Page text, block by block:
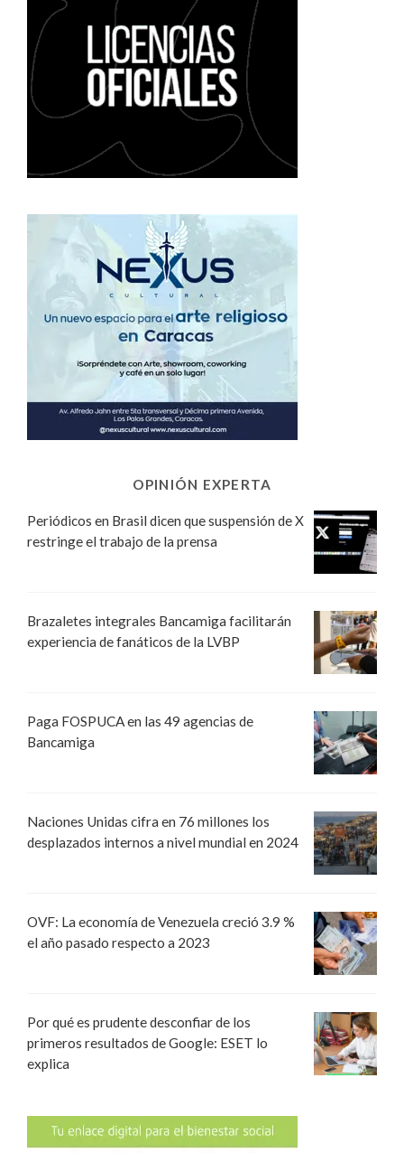
OPINIÓN EXPERTA
Periódicos en Brasil dicen que suspensión de X
restringe el trabajo de la prensa
Brazaletes integrales Bancamiga facilitarán
experiencia de fanáticos de la LVBP
Paga FOSPUCA en las 49 agencias de
Bancamiga
Naciones Unidas cifra en 76 millones los
desplazados internos a nivel mundial en 2024
OVF: La economía de Venezuela creció 3.9 %
el año pasado respecto a 2023
Por qué es prudente desconfiar de los
primeros resultados de Google: ESET lo
explica